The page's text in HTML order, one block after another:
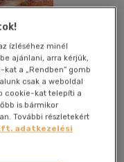
Megosztom
ízléséhez minél
ajánlani, arra kérjük,
a „Rendben” gomb
csak a weboldal
cookie-kat telepíti a
is bármikor
További részletekért
adatkezelési